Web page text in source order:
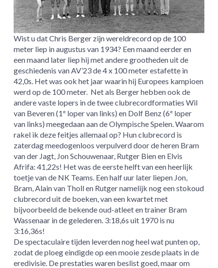
Wist u dat Chris Berger zijn wereldrecord op de 100
meter liep in augustus van 1934? Een maand eerder en
een maand later liep hij met andere grootheden uit de
geschiedenis van AV’23 de 4 x 100 meter estafette in
42,0s. Het was ook het jaar waarin hij Europees kampioen
werd op de 100 meter. Net als Berger hebben ook de
andere vaste lopers in de twee clubrecordformaties Wil
van Beveren (1 e loper van links) en Dolf Benz (6e loper
van links) meegedaan aan de Olympische Spelen. Waarom
rakel ik deze feitjes allemaal op? Hun clubrecord is
zaterdag meedogenloos verpulverd door de heren Bram
van der Jagt, Jon Schouwenaar, Rutger Bien en Elvis
Afrifa: 41,22s! Het was de eerste helft van een heerlijk
toetje van de NK Teams. Een half uur later liepen Jon,
Bram, Alain van Tholl en Rutger namelijk nog een stokoud
clubrecord uit de boeken, van een kwartet met
bijvoorbeeld de bekende oud-atleet en trainer Bram
Wassenaar in de gelederen. 3:18,6s uit 1970 is nu
3:16,36s!
De spectaculaire tijden leverden nog heel wat punten op,
zodat de ploeg eindigde op een mooie zesde plaats in de
eredivisie. De prestaties waren beslist goed, maar om